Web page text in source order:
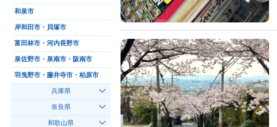
和泉市
岸和田市・貝塚市
富田林市・河内長野市
泉佐野市・泉南市・阪南市
羽曳野市・藤井寺市・柏原市
兵庫県
奈良県
和歌山県